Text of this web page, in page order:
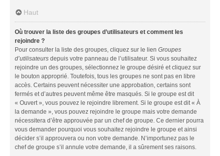
Haut
Où trouver la liste des groupes d’utilisateurs et comment les
rejoindre ?
Pour consulter la liste des groupes, cliquez sur le lien Groupes
d’utilisateurs depuis votre panneau de l’utilisateur. Si vous souhaitez
rejoindre un des groupes, sélectionnez le groupe désiré et cliquez sur
le bouton approprié. Toutefois, tous les groupes ne sont pas en libre
accès. Certains peuvent nécessiter une approbation, certains sont
fermés et d’autres peuvent même être masqués. Si le groupe est dit
« Ouvert », vous pouvez le rejoindre librement. Si le groupe est dit « À
la demande », vous pouvez rejoindre le groupe mais votre demande
nécessitera d’être approuvée par un chef de groupe. Ce dernier pourra
vous demander pourquoi vous souhaitez rejoindre le groupe et ainsi
décider s’il approuvera ou non votre demande. N’importunez pas le
chef de groupe s’il annule votre demande, il a sûrement ses raisons.